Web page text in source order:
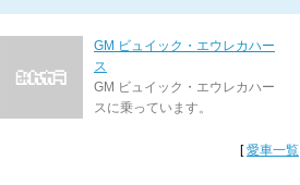
GM ビュイック・エウレカハー
ス
GM ビュイック・エウレカハー
スに乗っています。
[愛車一覧